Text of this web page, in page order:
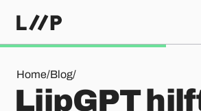
Home/Blog/
LiipGPT hilft dir beim Ausfüllen deiner
LiipGPT